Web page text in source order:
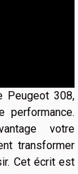
Peugeot 308,
votre
transformer
Cet écrit est